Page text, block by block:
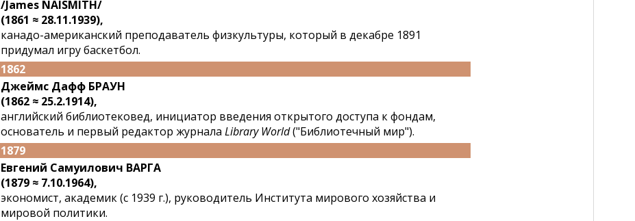
/James NAISMITH/
(1861 ≈ 28.11.1939),
канадо-американский преподаватель физкультуры, который в декабре 1891
придумал игру баскетбол.
1862
Джеймс Дафф БРАУН
(1862 ≈ 25.2.1914),
английский библиотековед, инициатор введения открытого доступа к фондам,
основатель и первый редактор журнала Library World("Библиотечный мир").
1879
Евгений Самуилович ВАРГА
(1879 ≈ 7.10.1964),
экономист, академик (с 1939 г.), руководитель Института мирового хозяйства и
мировой политики.